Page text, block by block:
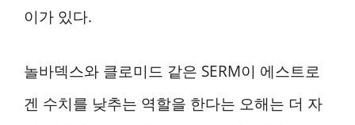
이가 있다.
놀바덱스와 클로미드 같은 SERM이 에스트로
겐 수치를 낮추는 역할을 한다는 오해는 더 자